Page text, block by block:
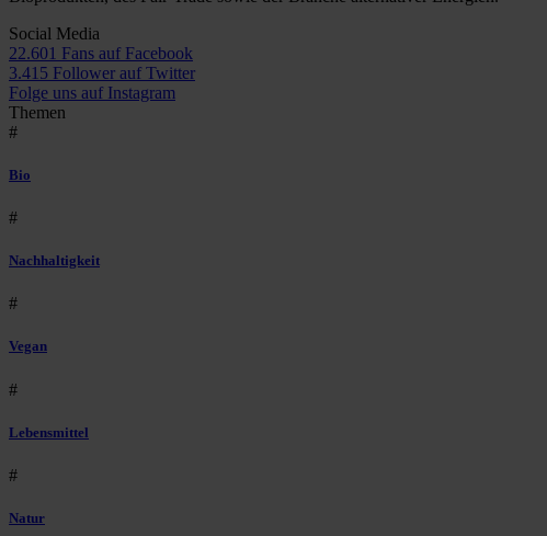
Social Media
22.601 Fans auf Facebook
3.415 Follower auf Twitter
Folge uns auf Instagram
Themen
#
Bio
#
Nachhaltigkeit
#
Vegan
#
Lebensmittel
#
Natur